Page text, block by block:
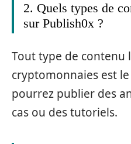
2. Quels types de
sur Publish0x ?
Tout type de contenu
cryptomonnaies est
pourrez publier des
cas ou des tutoriels.